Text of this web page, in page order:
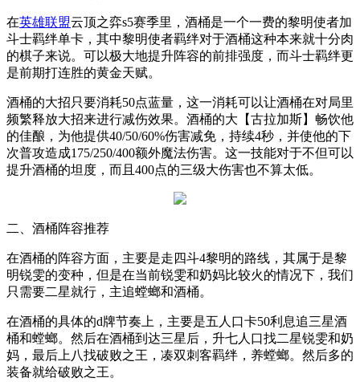
在英雄联盟云顶之弈s5赛季里，酒桶是一个一费的黎明使者加
斗士羁绊单卡，其中黎明使者羁绊对于酒桶这种本来就十分肉
的棋子来说。可以极大地提升阵容的前排强度，而斗士羁绊更
是前期打连胜的黄金天赋。
酒桶的大招只要消耗50点蓝量，这一消耗可以让酒桶在对局里
频繁释放大招来进行减伤效果。酒桶的大【古拉加斯】畅饮他
的佳酿，为他提供40/50/60%伤害减免，持续4秒，并使他的下
次普攻造成175/250/400额外魔法伤害。这一技能对于不但可以
提升酒桶的坦度，而且 400点的三级大伤害也不算太低。
二、酒桶阵容推荐
在酒桶的阵容方面，主要是走四斗4黎明的路线，其属于是黎
明锐雯的变种，但是在当前锐雯和奶妈比较火的情况下，我们
只需要二星就行，主追螳螂和酒桶。
在酒桶的具体的d牌节奏上，主要是五人口卡50利息追三星酒
桶和螳螂。然后在酒桶到达三星后，升七人口找二星锐雯和奶
妈，最后上八找破败之王，凑双刺客羁绊，养螳螂。然后多的
装备就给破败之王。